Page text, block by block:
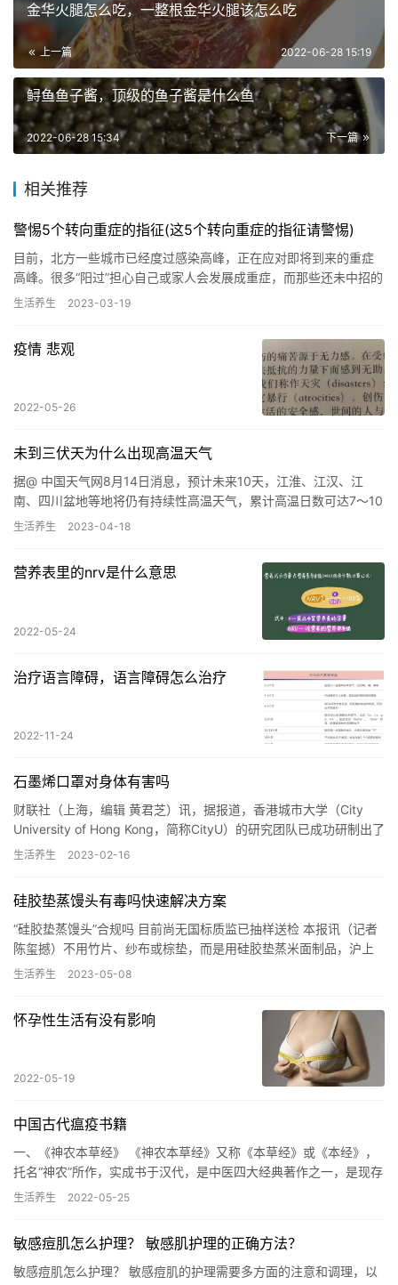
金华火腿怎么吃，一整根金华火腿该怎么吃
上一篇 2022-06-28 15:19
鲟鱼鱼子酱，顶级的鱼子酱是什么鱼
下一篇
2022-06-28 15:34
相关推荐
警惕5个转向重症的指征(这5个转向重症的指征请警惕)
目前，北方一些城市已经度过感染高峰，正在应对即将到来的重症
高峰。很多“阳过”担心自己或家人会发展成重症，而那些还未中招的
人们，对于未知的重症高峰充满担忧，各种疑问接踵而来。 “高烧…
生活养生 2023-03-19
疫情 悲观
2022-05-26
未到三伏天为什么出现高温天气
据@ 中国天气网8月14日消息，预计未来10天，江淮、江汉、江
南、四川盆地等地将仍有持续性高温天气，累计高温日数可达7～10
天。 从目前预报来看，即便是23日进入处暑，24日三伏天…
生活养生 2023-04-18
营养表里的nrv是什么意思
2022-05-24
治疗语言障碍，语言障碍怎么治疗
2022-11-24
石墨烯口罩对身体有害吗
财联社（上海，编辑 黄君芝）讯，据报道，香港城市大学（City
University of Hong Kong，简称CityU）的研究团队已成功研制出了
抗菌率达80%的石墨烯口罩，…
生活养生 2023-02-16
硅胶垫蒸馒头有毒吗快速解决方案
“硅胶垫蒸馒头”合规吗 目前尚无国标质监已抽样送检 本报讯（记者
陈玺撼）不用竹片、纱布或棕垫，而是用硅胶垫蒸米面制品，沪上
部分饭店的“创新”之举令消费者担忧。业内人士指出，一些硅…
生活养生 2023-05-08
怀孕性生活有没有影响
2022-05-19
中国古代瘟疫书籍
一、《神农本草经》 《神农本草经》又称《本草经》或《本经》，
托名“神农”所作，实成书于汉代，是中医四大经典著作之一，是现存
最早的中药学著作。《神农本草经》全书分三卷，载药365种，…
生活养生 2022-05-25
敏感痘肌怎么护理？ 敏感肌护理的正确方法？
敏感痘肌怎么护理？ 敏感痘肌的护理需要多方面的注意和调理，以